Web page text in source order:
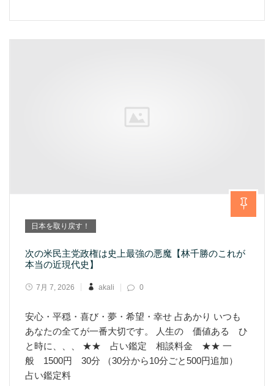
日本を取り戻す！
次の米民主党政権は史上最強の悪魔【林千勝のこれが
本当の近現代史】
7月 7, 2026 akali 0
安心・平穏・喜び・夢・希望・幸せ 占あかり いつも
あなたの全てが一番大切です。 人生の 価値ある ひ
と時に、、、 ★★ 占い鑑定 相談料金 ★★ 一
般 1500円 30分 （30分から10分ごと500円追加）
占い鑑定料